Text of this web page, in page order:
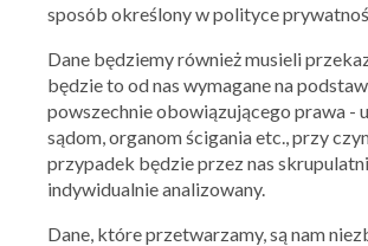
Ważna: 03.08.2026 - 05.08.2026
sposób określony w polityce
Dane będziemy również musieli
będzie to od nas wymagane na
powszechnie obowiązującego prawa -
sądom, organom ścigania etc., przy
przypadek będzie przez nas
indywidualnie analizowany.
Dane, które przetwarzamy, są nam